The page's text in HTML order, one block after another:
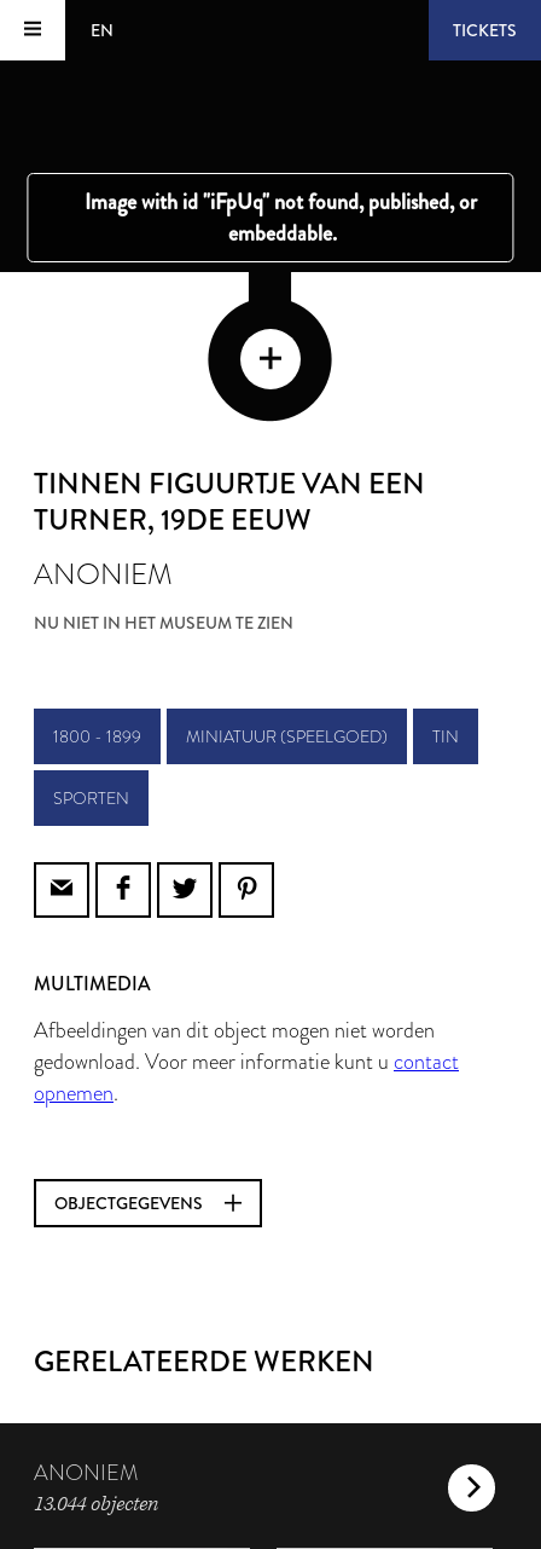
EN TICKETS
TINNEN FIGUURTJE VAN EEN
TURNER, 19DE EEUW
ANONIEM
NU NIET IN HET MUSEUM TE ZIEN
1800 - 1899 MINIATUUR (SPEELGOED) TIN
SPORTEN
MULTIMEDIA
Afbeeldingen van dit object mogen niet worden
gedownload. Voor meer informatie kunt u contact
opnemen.
OBJECTGEGEVENS
GERELATEERDE WERKEN
ANONIEM
13.044 objecten